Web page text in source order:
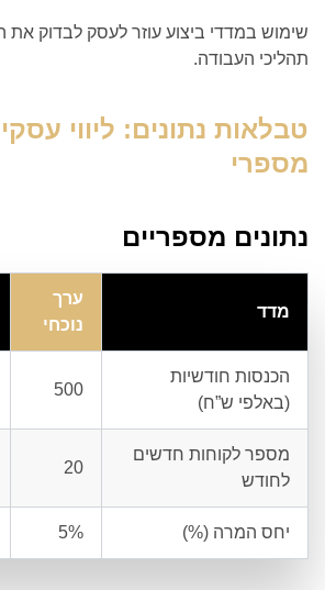
שימוש במדדי ביצוע עוזר לעסק לבדוק
תהליכי העבודה.
טבלאות נתונים: ליווי
מספרי
נתונים מספריים
מדד
ערך
נוכחי
הכנסות חודשיות
(באלפי ש”ח)
500
מספר לקוחות חדשים
לחודש
20
יחס המרה (%) 5%